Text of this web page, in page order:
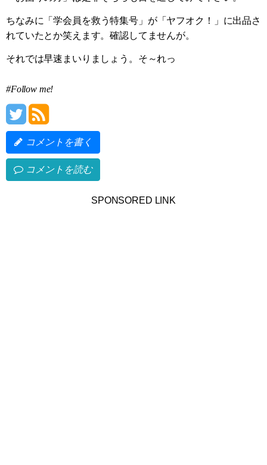
ちなみに「学会員を救う特集号」が「ヤフオク！」に出品さ
れていたとか笑えます。確認してませんが。
それでは早速まいりましょう。そ～れっ
#Follow me!
コメントを書く
コメントを読む
SPONSORED LINK